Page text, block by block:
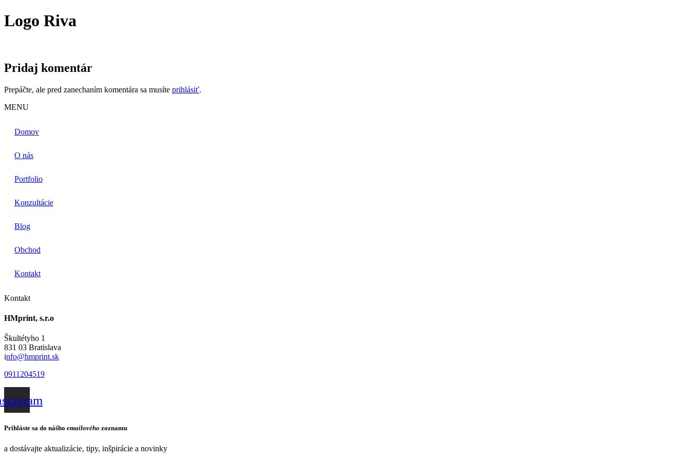
Logo Riva
Pridaj komentár
Prepáčte, ale pred zanechaním komentára sa musíte prihlásiť.
MENU
Domov
O nás
Portfolio
Konzultácie
Blog
Obchod
Kontakt
Kontakt
HMprint, s.r.o
Škultétyho 1
831 03 Bratislava
info@hmprint.sk
0911204519
Prihláste sa do nášho emailového zoznamu
a dostávajte aktualizácie, tipy, inšpirácie a novinky